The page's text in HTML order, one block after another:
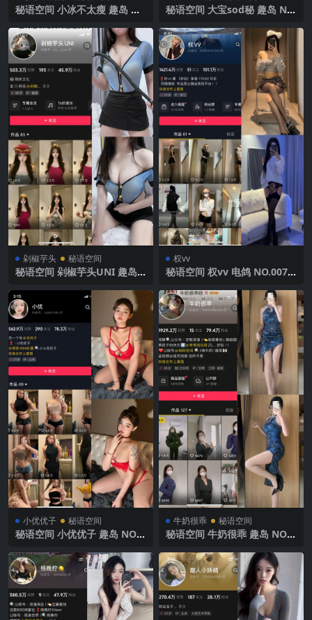
秘语空间 小冰不太瘦 趣岛 N
新完整版
秘语空间 大宝sod秘 趣岛 NO.
完整版
剁椒芋头 秘语空间
秘语空间 剁椒芋头UNI 趣岛
最新完整版
权vv
秘语空间 权vv 电鸽 NO.007
小优优子 秘语空间
秘语空间 小优优子 趣岛 NO.0
版
牛奶很乖 秘语空间
秘语空间 牛奶很乖 趣岛 NO.0
完整版